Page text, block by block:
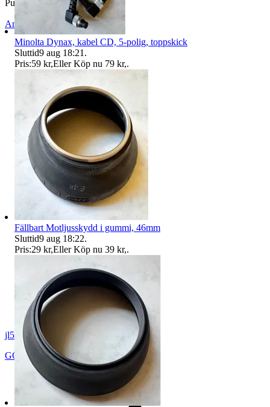
Publicerad
24 mar 20:47
Anmäl Sälj liknande
jl54
GÖTEBORG,Sverige
Minolta Dynax, kabel CD, 5-polig, toppskick
Sluttid9 aug 18:21 .
Pris:59 kr,Eller Köp nu 79 kr,.
Fällbart Motljusskydd i gummi, 46mm
Sluttid9 aug 18:22.
Pris:29 kr,Eller Köp nu 39 kr,.